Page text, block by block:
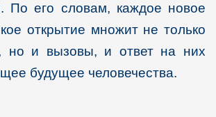
По его словам, каждое новое
открытие множит не только
но и вызовы, и ответ на них
будущее человечества.